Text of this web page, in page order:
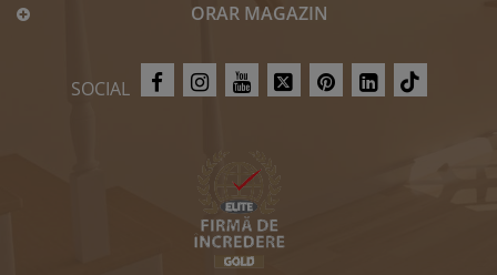
ORAR MAGAZIN
SOCIAL